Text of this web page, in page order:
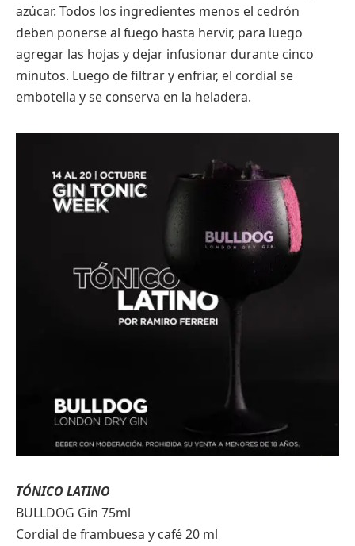
azúcar. Todos los ingredientes menos el cedrón
deben ponerse al fuego hasta hervir, para luego
agregar las hojas y dejar infusionar durante cinco
minutos. Luego de filtrar y enfriar, el cordial se
embotella y se conserva en la heladera.
TÓNICO LATINO
BULLDOG Gin 75ml
Cordial de frambuesa y café 20 ml